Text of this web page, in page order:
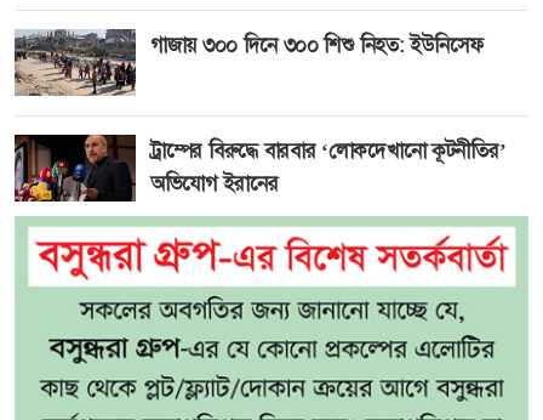
গাজায় ৩০০ দিনে ৩০০ শিশু নিহত: ইউনিসেফ
ট্রাম্পের বিরুদ্ধে বারবার ‘লোকদেখানো কূটনীতির’
অভিযোগ ইরানের